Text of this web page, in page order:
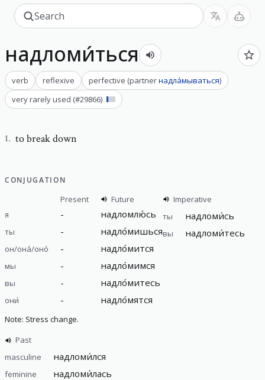
надломи́ться
verb reflexive perfective (partnerнадла́мываться)
very rarely used (#29866)
1. to break down
CONJUGATION
Present
Future
я
- надломлю́сь
ты - надло́мишься
он/она́/оно́ - надло́мится
мы - надло́мимся
вы - надло́митесь
они́ - надло́мятся
Note: Stress change.
Imperative
ты
надломи́сь
вы надломи́тесь
Past
masculine
надломи́лся
feminine надломи́лась